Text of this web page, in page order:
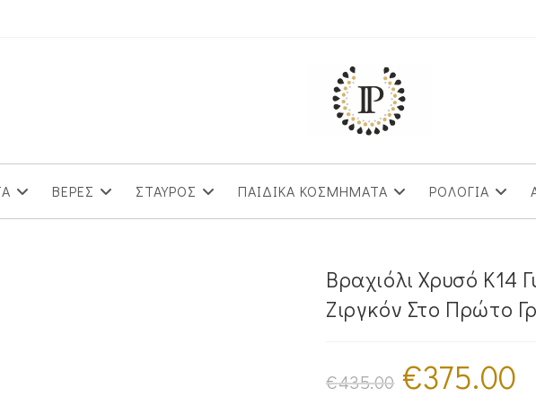
ΒΕΡΕΣ ΣΤΑΥΡΟΣ ΠΑΙΔΙΚΑ ΚΟΣΜΗΜΑΤΑ ΡΟΛΟΓΙΑ
Βραχιόλι Χρυσό Κ14
Ζιργκόν Στο Πρώτο
€435.00
Original
price
was:
€375.00